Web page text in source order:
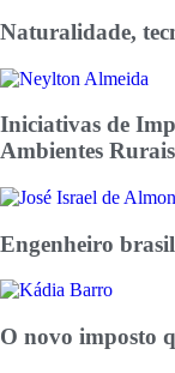
Naturalidade,
Iniciativas de
Ambientes
Engenheiro
O novo imposto